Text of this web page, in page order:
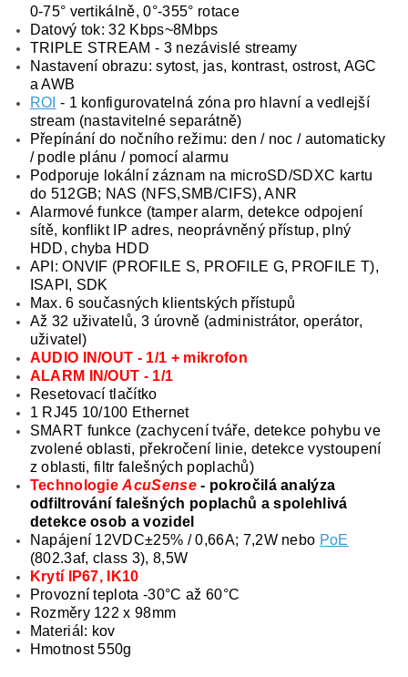
0-75° vertikálně, 0°-355° rotace
Datový tok: 32 Kbps~8Mbps
TRIPLE STREAM - 3 nezávislé streamy
Nastavení obrazu: sytost, jas, kontrast, ostrost, AGC
a AWB
ROI - 1 konfigurovatelná zóna pro hlavní a vedlejší
stream (nastavitelné separátně)
Přepínání do nočního režimu: den / noc / automaticky
/ podle plánu / pomocí alarmu
Podporuje lokální záznam na microSD/SDXC kartu
do 512GB; NAS (NFS,SMB/CIFS), ANR
Alarmové funkce (tamper alarm, detekce odpojení
sítě, konflikt IP adres, neoprávněný přístup, plný
HDD, chyba HDD
API: ONVIF (PROFILE S, PROFILE G, PROFILE T),
ISAPI, SDK
Max. 6 současných klientských přístupů
Až 32 uživatelů, 3 úrovně (administrátor, operátor,
uživatel)
AUDIO IN/OUT - 1/1 + mikrofon
ALARM IN/OUT - 1/1
Resetovací tlačítko
1 RJ45 10/100 Ethernet
SMART funkce (zachycení tváře, detekce pohybu ve
zvolené oblasti, překročení linie, detekce vystoupení
z oblasti, filtr falešných poplachů)
TechnologieAcuSense - pokročilá analýza
odfiltrování falešných poplachů a spolehlivá
detekce osob a vozidel
Napájení 12VDC±25% / 0,66A; 7,2W nebo PoE
(802.3af, class 3), 8,5W
Krytí IP67, IK10
Provozní teplota -30°C až 60°C
Rozměry 122 x 98mm
Materiál: kov
Hmotnost 550g